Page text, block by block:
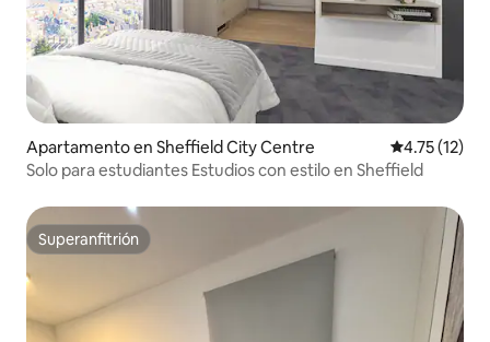
Apartamento en Sheffield City Centre Calificación
4.75 (12)
Solo para estudiantes Estudios con estilo en Sheffield
Superanfitrión
Superanfitrión